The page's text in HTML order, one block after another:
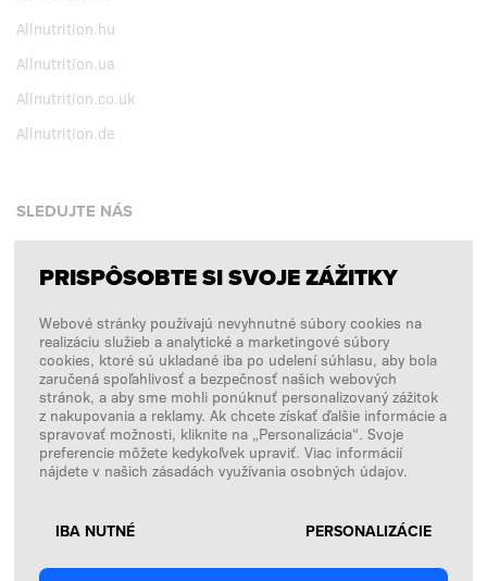
Allnutrition.hu
Allnutrition.ua
Allnutrition.co.uk
Allnutrition.de
SLEDUJTE NÁS
Facebook
Instagram
Copyright © 2026 SFD S. A.
PLATBY SPRACÚVA
PRISPÔSOBTE SI SVOJE ZÁŽITKY
Webové stránky používajú nevyhnutné súbory cookies na
realizáciu služieb a analytické a marketingové súbory
cookies, ktoré sú ukladané iba po udelení súhlasu, aby bola
zaručená spoľahlivosť a bezpečnosť našich webových
stránok, a aby sme mohli ponúknuť personalizovaný zážitok
z nakupovania a reklamy. Ak chcete získať ďalšie informácie a
spravovať možnosti, kliknite na „Personalizácia“. Svoje
preferencie môžete kedykoľvek upraviť. Viac informácií
nájdete v našich zásadách využívania osobných údajov.
IBA NUTNÉ PERSONALIZÁCIE